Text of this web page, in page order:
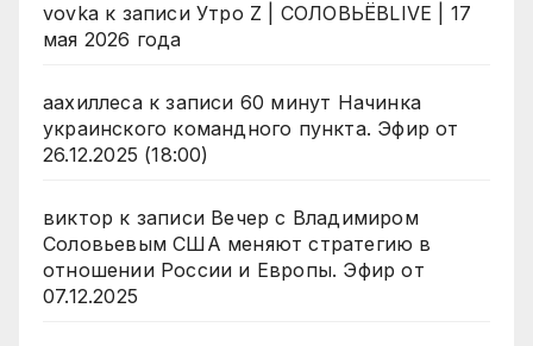
vovka к записи Утро Z | СОЛОВЬЁВLIVE | 17
мая 2026 года
аахиллесак записи 60 минут Начинка
украинского командного пункта. Эфир от
26.12.2025 (18:00)
виктор к записи Вечер с Владимиром
Соловьевым США меняют стратегию в
отношении России и Европы. Эфир от
07.12.2025